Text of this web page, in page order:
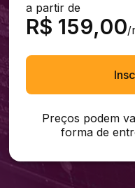
a partir de
R$ 159,00/
Preços podem
forma de